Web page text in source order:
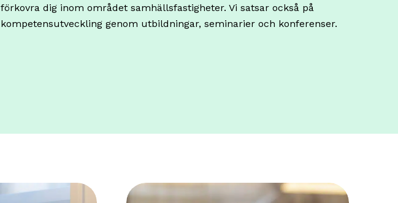
förkovra dig inom området samhällsfastigheter. Vi satsar också på
kompetensutveckling genom utbildningar, seminarier och konferenser.